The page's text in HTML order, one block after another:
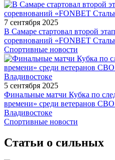
7 сентября 2025
В Самаре стартовал второй
соревнований «FONBET
Спортивные новости
5 сентября 2025
Финальные матчи Кубка по
времени» среди ветеранов
Владивостоке
Спортивные новости
Статьи о сильных